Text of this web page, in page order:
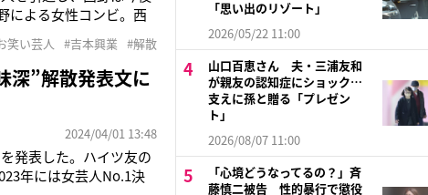
による女性コンビ。西
年には『M-1グランプ
笑い芸人 #吉本興業 #解散
深”解散発表文に
2024/04/01 13:48
発表した。ハイツ友の
年には女芸人No.1決
「思い出のリゾート」
2026/05/22 11:00
山口百恵さん 夫・三浦友和
が親友の認知症にショック…
支えに孫と贈る「プレゼン
ト」
2026/08/07 11:00
「心境どうなってるの？」斉
藤慎二被告 性的暴行で懲役